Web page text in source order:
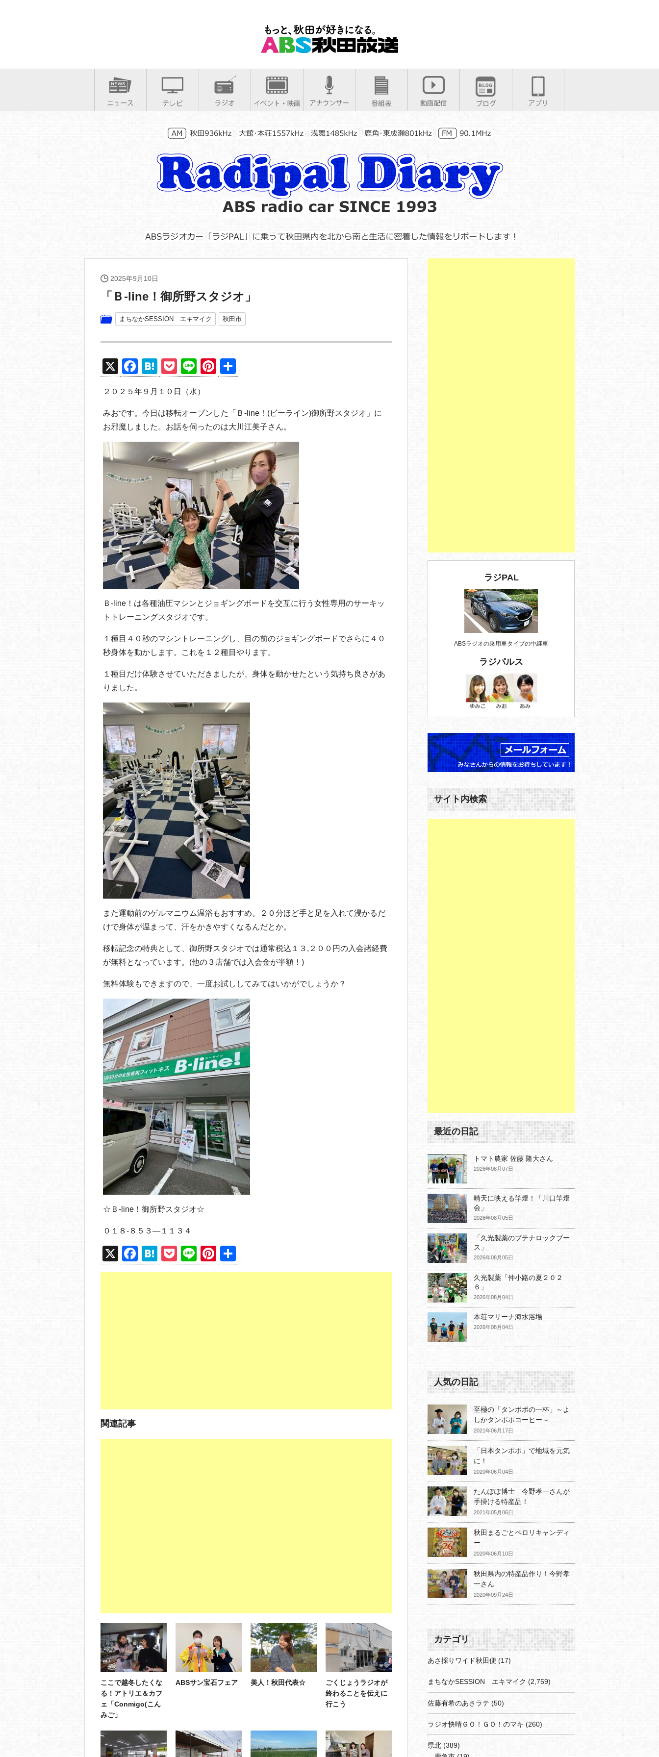
2025年9月10日
「Ｂ‐line！御所野スタジオ」
まちなかSESSION エキマイク 秋田市
X
F
a
c
e
b
o
o
k
H
at
e
n
a
P
o
ck
et
Li
n
e
Pi
nt
e
st
有
２０２５年９月１０日（水）
みおです。今日は移転オープンした「Ｂ‐line！(ビーライン)御所野スタジオ」に
お邪魔しました。お話を伺ったのは大川江美子さん。
Ｂ‐line！は各種油圧マシンとジョギングボードを交互に行う女性専用のサーキッ
トトレーニングスタジオです。
１種目４０秒のマシントレーニングし、目の前のジョギングボードでさらに４０
秒身体を動かします。これを１２種目やります。
１種目だけ体験させていただきましたが、身体を動かせたという気持ち良さがあ
りました。
また運動前のゲルマニウム温浴もおすすめ。２０分ほど手と足を入れて浸かるだ
けで身体が温まって、汗をかきやすくなるんだとか。
移転記念の特典として、御所野スタジオでは通常税込１３,２００円の入会諸経費
が無料となっています。(他の３店舗では入会金が半額！)
無料体験もできますので、一度お試ししてみてはいかがでしょうか？
☆Ｂ‐line！御所野スタジオ☆
０１８-８５３―１１３４
X
F
a
H
at
P
o
Li
n
Pi
nt 有
関連記事
ここで越冬したくな
る！アトリエ＆カフ
ェ「Conmigo(こん
みご」
ABSサン宝石フェア 美人！秋田代表☆
ごくじょうラジオが
終わることを伝えに
行こう
ラジPAL
ABSラジオの乗用車タイプの中継車
ラジパルス
サイト内検索
最近の日記
トマト農家 佐藤 隆大さん
2026年08月07日
晴天に映える竿燈！「川口竿燈
会」
2026年08月05日
「久光製薬のブテナロックブー
ス」
2026年08月05日
久光製薬「仲小路の夏２０２
６」
2026年08月04日
本荘マリーナ海水浴場
2026年08月04日
人気の日記
至極の「タンポポの一杯」～よ
しかタンポポコーヒー～
2021年06月17日
「日本タンポポ」で地域を元気
に！
2020年06月04日
たんぽぽ博士 今野孝一さんが
手掛ける特産品！
2021年05月06日
秋田まるごとペロリキャンディ
ー
2020年06月10日
秋田県内の特産品作り！今野孝
一さん
2020年09月24日
カテゴリ
あさ採りワイド秋田便 (17)
まちなかSESSION エキマイク (2,759)
佐藤有希のあさラテ (50)
ラジオ快晴ＧＯ！ＧＯ！のマキ (260)
県北 (389)